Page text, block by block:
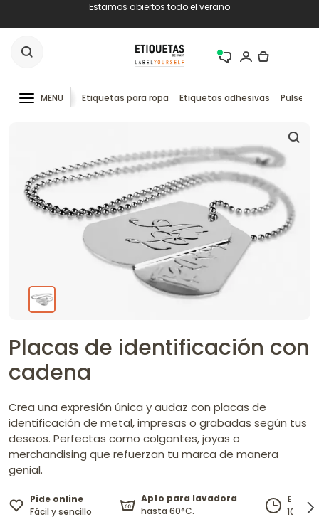
Estamos abiertos todo el verano
MENU Etiquetas para ropa Etiquetas adhesivas
Placas de identificación con
cadena
Crea una expresión única y audaz con placas de
identificación de metal, impresas o grabadas según tus
deseos. Perfectas como colgantes, joyas o
merchandising que refuerzan tu marca de manera
genial.
Pide online
Fácil y sencillo
Apto para lavadora
hasta 60°C.
10 - 11